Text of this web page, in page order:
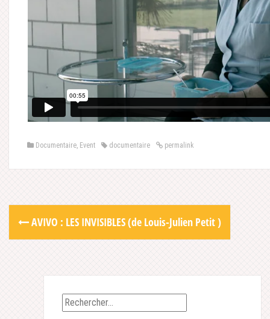
Documentaire, Event documentaire permalink
Post
navigation
AVIVO : LES INVISIBLES (de Louis-Julien Petit )
Rechercher :